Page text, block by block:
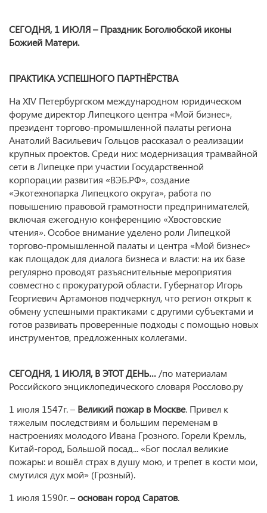
СЕГОДНЯ, 1 ИЮЛЯ – Праздник Боголюбской иконы
Божией Матери.
ПРАКТИКА УСПЕШНОГО ПАРТНЁРСТВА
На XIV Петербургском международном юридическом
форуме директор Липецкого центра «Мой бизнес»,
президент торгово‑промышленной палаты региона
Анатолий Васильевич Гольцов рассказал о реализации
крупных проектов. Среди них: модернизация трамвайной
сети в Липецке при участии Государственной
корпорации развития «ВЭБ.РФ», создание
«Экотехнопарка Липецкого округа», работа по
повышению правовой грамотности предпринимателей,
включая ежегодную конференцию «Хвостовские
чтения». Особое внимание уделено роли Липецкой
торгово-промышленной палаты и центра «Мой бизнес»
как площадок для диалога бизнеса и власти: на их базе
регулярно проводят разъяснительные мероприятия
совместно с прокуратурой области. Губернатор Игорь
Георгиевич Артамонов подчеркнул, что регион открыт к
обмену успешными практиками с другими субъектами и
готов развивать проверенные подходы с помощью новых
инструментов, предложенных коллегами.
СЕГОДНЯ, 1 ИЮЛЯ, В ЭТОТ ДЕНЬ… /по материалам
Российского энциклопедического словаря Росслово.ру
1 июля 1547г. – Великий пожар в Москве. Привел к
тяжелым последствиям и большим переменам в
настроениях молодого Ивана Грозного. Горели Кремль,
Китай-город, Большой посад... «Бог послал великие
пожары: и вошёл страх в душу мою, и трепет в кости мои,
смутился дух мой» (Грозный).
1 июля 1590г. –основан город Саратов.